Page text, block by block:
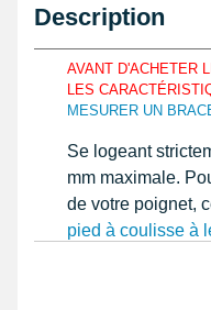
Description
AVANT D'ACHETER
LES
MESURER UN
Se logeant
mm maximale.
de votre poignet,
pied à coulisse à
dénichez la